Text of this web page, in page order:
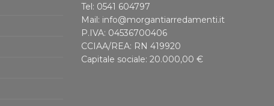
Tel: 0541 604797
Mail: info@morgantiarredamenti.it
P.IVA: 04536700406
CCIAA/REA: RN 419920
Capitale sociale: 20.000,00 €